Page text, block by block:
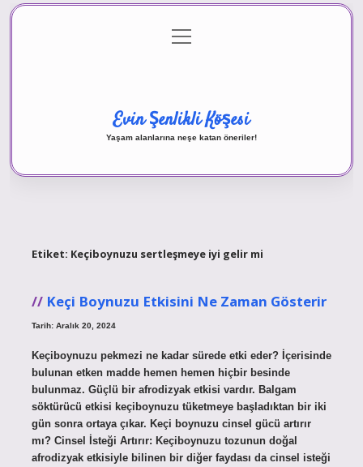
Gizlilik Politikası
menüyü
aç
Evin Şenlikli Köşesi
Yaşam alanlarına neşe katan öneriler!
Etiket: Keçiboynuzu sertleşmeye iyi gelir mi
Keçi Boynuzu Etkisini Ne Zaman Gösterir
Tarih: Aralık 20, 2024
Keçiboynuzu pekmezi ne kadar sürede etki eder? İçerisinde
bulunan etken madde hemen hemen hiçbir besinde
bulunmaz. Güçlü bir afrodizyak etkisi vardır. Balgam
söktürücü etkisi keçiboynuzu tüketmeye başladıktan bir iki
gün sonra ortaya çıkar. Keçi boynuzu cinsel gücü artırır
mı? Cinsel İsteği Artırır: Keçiboynuzu tozunun doğal
afrodizyak etkisiyle bilinen bir diğer faydası da cinsel isteği